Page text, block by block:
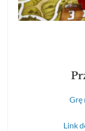
Grę
Link